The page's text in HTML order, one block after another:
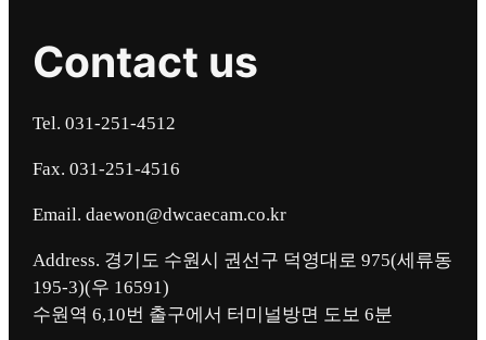
Contact us
Tel. 031-251-4512
Fax. 031-251-4516
Email. daewon@dwcaecam.co.kr
Address. 경기도 수원시 권선구 덕영대로 975(세류동
195-3)(우 16591)